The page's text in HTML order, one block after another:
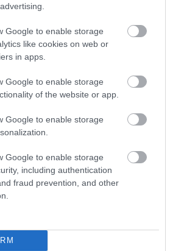
Google to enable storage
like cookies on web or
in apps.
Google to enable storage
of the website or app.
Google to enable storage
Google to enable storage
including authentication
fraud prevention, and other
τιμή ενός
στα 100 € ξεκινάει
14 Ιουλίου ως εξής:
τιμής στα 70 € –
100 € τώρα μόνο 70 €.
τιμής στα 60 € –
100 € τώρα μόνο 60 €.
τιμής στα 90 € –
της τιμής των 90 € (δεν
ανακοίνωση μείωσης, γιατί
τιμής στα 80 € –